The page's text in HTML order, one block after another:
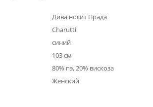
Дива носит Прада
Charutti
синий
103 см
80% пэ, 20% вискоза
Женский